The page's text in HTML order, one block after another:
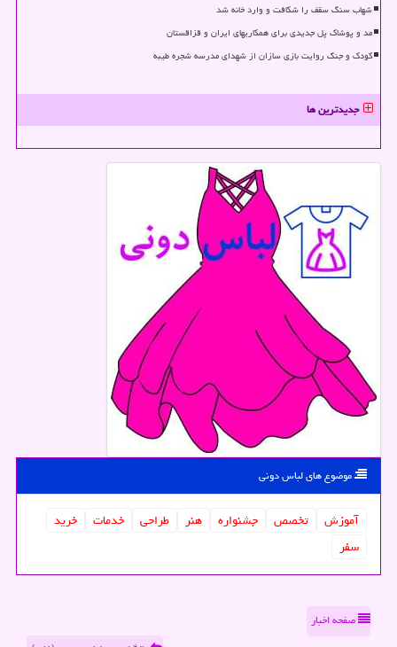
شهاب سنگ سقف را شکافت و وارد خانه شد
مد و پوشاک پل جدیدی برای همکاریهای ایران و قزاقستان
کودک و جنگ روایت بازی سازان از شهدای مدرسه شجره طیبه
جدیدترین ها
موضوع های لباس دونی
آموزش تخصص جشنواره هنر طراحی خدمات
خرید
سفر
صفحه اخبار